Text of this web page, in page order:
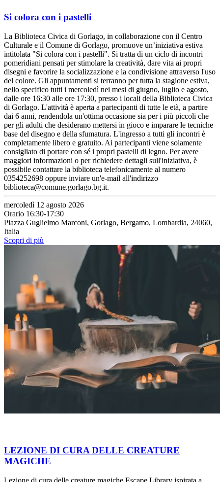
Si colora con i pastelli
La Biblioteca Civica di Gorlago, in collaborazione con il Centro
Culturale e il Comune di Gorlago, promuove un’iniziativa estiva
intitolata "Si colora con i pastelli". Si tratta di un ciclo di incontri
pomeridiani pensati per stimolare la creatività, dare vita ai propri
disegni e favorire la socializzazione e la condivisione attraverso l'uso
del colore. Gli appuntamenti si terranno per tutta la stagione estiva,
nello specifico tutti i mercoledì nei mesi di giugno, luglio e agosto,
dalle ore 16:30 alle ore 17:30, presso i locali della Biblioteca Civica
di Gorlago. L'attività è aperta a partecipanti di tutte le età, a partire
dai 6 anni, rendendola un'ottima occasione sia per i più piccoli che
per gli adulti che desiderano mettersi in gioco e imparare le tecniche
base del disegno e della sfumatura. L'ingresso a tutti gli incontri è
completamente libero e gratuito. Ai partecipanti viene solamente
consigliato di portare con sé i propri pastelli di legno. Per avere
maggiori informazioni o per richiedere dettagli sull'iniziativa, è
possibile contattare la biblioteca telefonicamente al numero
0354252698 oppure inviare un'e-mail all'indirizzo
biblioteca@comune.gorlago.bg.it.
mercoledì 12 agosto 2026
Orario 16:30-17:30
Piazza Guglielmo Marconi, Gorlago, Bergamo, Lombardia, 24060,
Italia
Scopri di più
LEZIONE DI CURA DELLE CREATURE
MAGICHE
Lezione di cura delle creature magiche Escape Library ispirata a